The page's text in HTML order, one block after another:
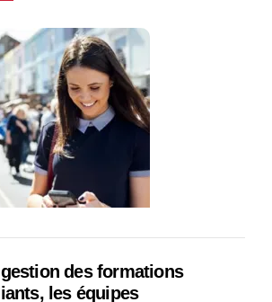
des formations
les équipes